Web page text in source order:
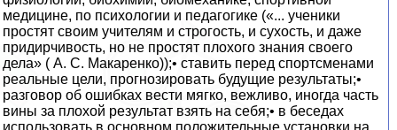
медицине, по психологии и педагогике («... ученики
простят своим учителям и строгость, и сухость, и даже
придирчивость, но не простят плохого знания своего
дела» ( А. С. Макаренко));• ставить перед спортсменами
реальные цели, прогнозировать будущие результаты;•
разговор об ошибках вести мягко, вежливо, иногда часть
вины за плохой результат взять на себя;• в беседах
использовать в основном положительные установки на